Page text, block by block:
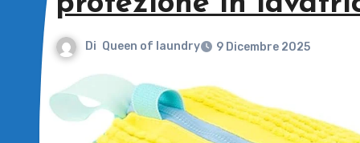
Di Queen of laundry 9 Dicembre 2025